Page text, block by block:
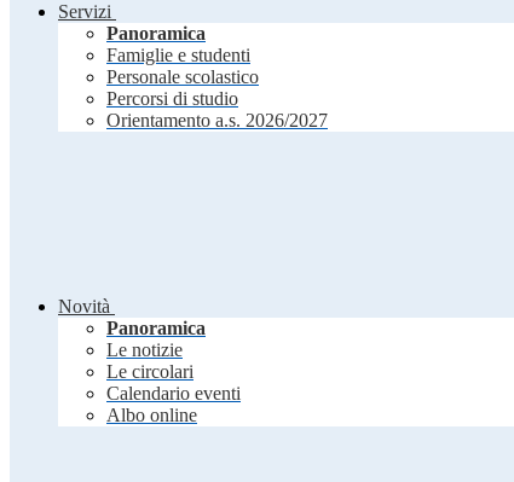
Servizi
Panoramica
Famiglie e studenti
Personale scolastico
Percorsi di studio
Orientamento a.s. 2026/2027
Novità
Panoramica
Le notizie
Le circolari
Calendario eventi
Albo online